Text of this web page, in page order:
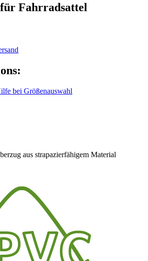
Fahrradsattel
bei Größenauswahl
aus strapazierfähigem Material